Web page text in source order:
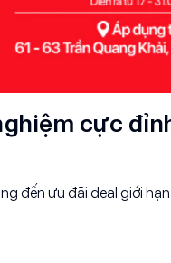
cực
đến ưu đãi deal giới